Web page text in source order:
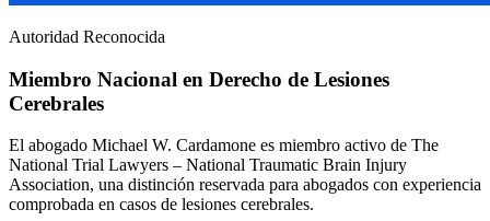
Autoridad Reconocida
Miembro Nacional en Derecho de Lesiones
Cerebrales
El abogado Michael W. Cardamone es miembro activo de The
National Trial Lawyers – National Traumatic Brain Injury
Association, una distinción reservada para abogados con experiencia
comprobada en casos de lesiones cerebrales.